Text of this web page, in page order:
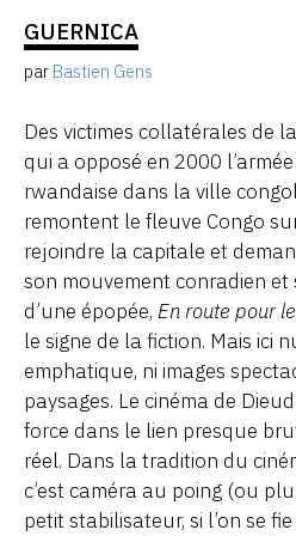
GUERNICA
par Bastien Gens
Des victimes collatérales de
qui a opposé en 2000
rwandaise dans la ville
remontent le fleuve Congo
rejoindre la capitale et
son mouvement conradien
d’une épopée, En route pour
le signe de la fiction. Mais ici
emphatique, ni images
paysages. Le cinéma de
force dans le lien presque
réel. Dans la tradition du
c’est caméra au poing (ou
petit stabilisateur, si l’on se